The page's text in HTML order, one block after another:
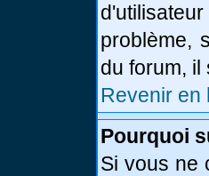
problème,
du forum, il
Revenir en
Pourquoi
Si vous ne